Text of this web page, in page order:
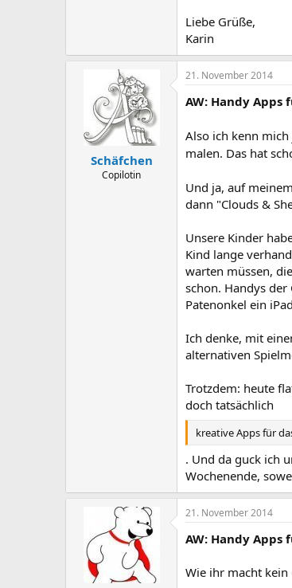
Liebe Grüße,
Karin
Schäfchen
Copilotin
21. November 2014
AW: Handy Apps
Also ich kenn
malen. Das hat
Und ja, auf
dann "Clouds &
Unsere Kinder
Kind lange
warten müssen,
schon. Handys
Patenonkel ein
Ich denke, mit
alternativen
Trotzdem: heute
doch tatsächlich
kreative Apps für
. Und da guck ich
Wochenende,
21. November 2014
AW: Handy Apps
Wie ihr macht kein